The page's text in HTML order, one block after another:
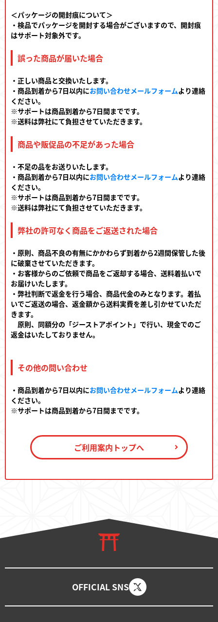
＜パッケージの開封痕について＞
・検品でパッケージを開封する場合がございますので、開封痕
はサポート対象外です。
誤った商品が届いた場合
・正しい商品と交換いたします。
・商品到着から7日以内にお問い合わせメールフォームより連絡
ください。
※サポートは商品到着から7日間までです。
※送料は弊社にて負担させていただきます。
商品や販促品の不足があった場合
・不足の品をお送りいたします。
・商品到着から7日以内にお問い合わせメールフォームより連絡
ください。
※サポートは商品到着から7日間までです。
※送料は弊社にて負担させていただきます。
弊社の許可なく商品をご返送された場合
・原則、商品不良の有無にかかわらず到着から2週間保管した後
に破棄させていただきます。
・お客様からのご依頼で商品をご返却する場合、送料着払いで
お届けいたします。
・弊社判断で返金を行う場合、商品代金のみとなります。着払
いでご返送の場合、返金額から送料実費を差し引かせていただ
きます。
原則、同額分の「ジーストアポイント」で行い、現金でのご
返金はいたしておりません。
その他の問い合わせ
・商品到着から7日以内にお問い合わせメールフォームより連絡
ください。
※サポートは商品到着から7日間までです。
ご利用案内トップへ
OFFICIAL SNS